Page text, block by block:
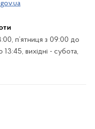
п’ятниця з 09:00 до
вихідні - субота,